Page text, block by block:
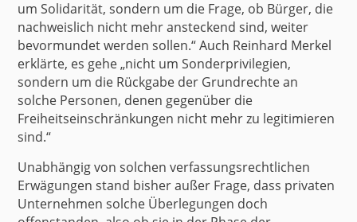
um Solidarität, sondern um die Frage, ob Bürger, die
nachweislich nicht mehr ansteckend sind, weiter
bevormundet werden sollen.“Auch Reinhard Merkel
erklärte, es gehe „nicht um Sonderprivilegien,
sondern um die Rückgabe der Grundrechte an
solche Personen, denen gegenüber die
Freiheitseinschränkungen nicht mehr zu legitimieren
sind.“
Unabhängig von solchen verfassungsrechtlichen
Erwägungen stand bisher außer Frage, dass privaten
Unternehmen solche Überlegungen doch